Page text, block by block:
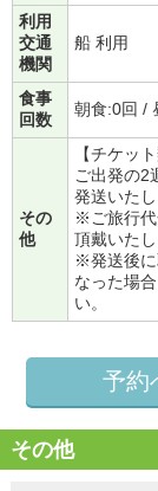
利用
交通
機関
船 利用
食事
回数
朝食:0回 /
その
他
【チケッ
ご出発の2
発送いたし
※ご旅行代
頂戴いたし
※発送後に
なった場
い。
予約
その他